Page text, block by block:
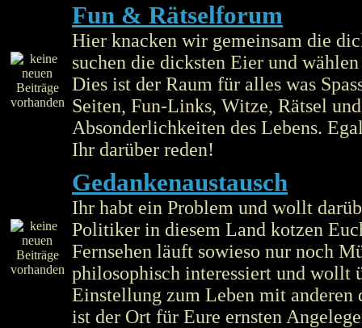
Fun & Rätselforum
Hier knacken wir gemeinsam die
suchen die dicksten Eier und
Dies ist der Raum für alles was
Seiten, Fun-Links, Witze, Rätsel
Absonderlichkeiten des Lebens.
Ihr darüber reden!
Gedankenaustausch
Ihr habt ein Problem und wollt
Politiker in diesem Land kotzen
Fernsehen läuft sowieso nur noch
philosophisch interessiert und wollt
Einstellung zum Leben mit anderen
ist der Ort für Eure ernsten